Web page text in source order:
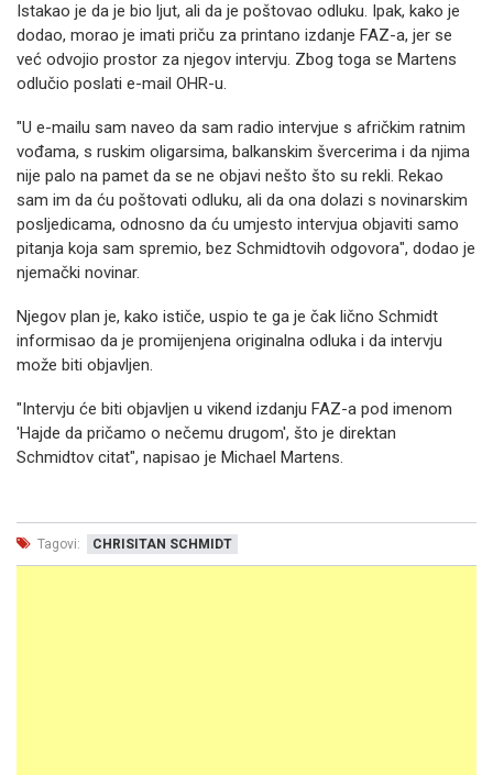
Istakao je da je bio ljut, ali da je poštovao odluku. Ipak, kako je
dodao, morao je imati priču za printano izdanje FAZ-a, jer se
već odvojio prostor za njegov intervju. Zbog toga se Martens
odlučio poslati e-mail OHR-u.
"U e-mailu sam naveo da sam radio intervjue s afričkim ratnim
vođama, s ruskim oligarsima, balkanskim švercerima i da njima
nije palo na pamet da se ne objavi nešto što su rekli. Rekao
sam im da ću poštovati odluku, ali da ona dolazi s novinarskim
posljedicama, odnosno da ću umjesto intervjua objaviti samo
pitanja koja sam spremio, bez Schmidtovih odgovora", dodao je
njemački novinar.
Njegov plan je, kako ističe, uspio te ga je čak lično Schmidt
informisao da je promijenjena originalna odluka i da intervju
može biti objavljen.
"Intervju će biti objavljen u vikend izdanju FAZ-a pod imenom
'Hajde da pričamo o nečemu drugom', što je direktan
Schmidtov citat", napisao je Michael Martens.
Tagovi: CHRISITAN SCHMIDT